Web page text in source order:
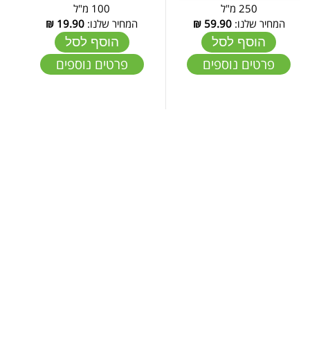
250 מ"ל
המחיר שלנו:59.90
₪
הוסף לסל
פרטים נוספים
100 מ"ל
המחיר שלנו: 19.90
₪
הוסף לסל
פרטים נוספים